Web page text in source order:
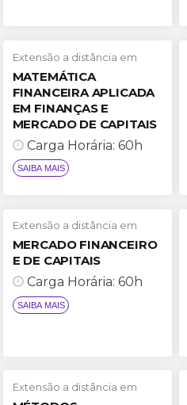
SAIBA MAIS
Extensão a distância em
MATEMÁTICA
FINANCEIRA APLICADA
EM FINANÇAS E
MERCADO DE CAPITAIS
Carga Horária: 60h
Extensão a distância em
MERCADO FINANCEIRO
E DE CAPITAIS
Carga Horária: 60h
Extensão a distância em